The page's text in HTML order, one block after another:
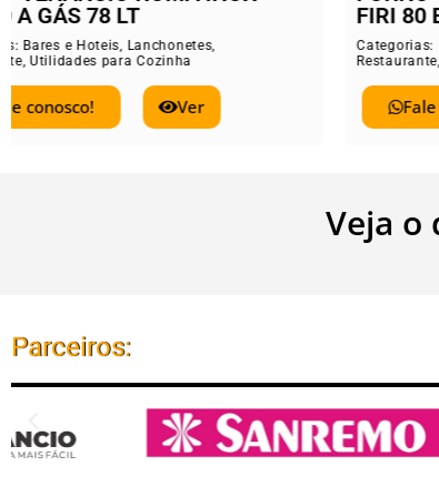
FIRI 80 ELÉTRICO 78 LT
Categorias:Bares e Hoteis,
Restaurante,Utilidades para Cozinha
Fale conosco!
Veja o
Parceiros: